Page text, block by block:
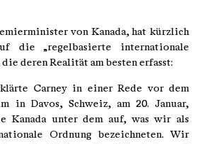
von Kanada, hat kürzlich
die „regelbasierte internationale
deren Realität am besten erfasst:
Carney in einer Rede vor dem
in Davos, Schweiz, am 20. Januar,
Kanada unter dem auf, was wir als
Ordnung bezeichneten. Wir